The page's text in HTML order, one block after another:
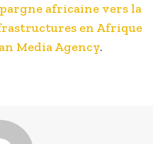
africaine vers la
en Afrique
Media Agency.